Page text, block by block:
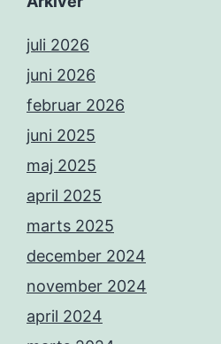
juli 2026
juni 2026
februar 2026
juni 2025
maj 2025
april 2025
marts 2025
december 2024
november 2024
april 2024